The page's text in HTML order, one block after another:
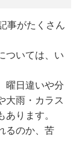
事がたくさん
ついては、い
曜日違いや分
大雨・カラス
ります。
るのか、苦